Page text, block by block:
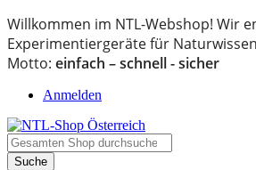
Willkommen im NTL-Webshop! Wir
Experimentiergeräte für
Motto: einfach – schnell - sicher
Anmelden
Suche